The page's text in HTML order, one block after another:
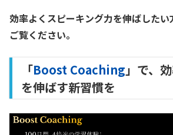
効率よくスピーキング力を伸ばした
ご覧ください。
「Boost Coaching」で、
を伸ばす新習慣を